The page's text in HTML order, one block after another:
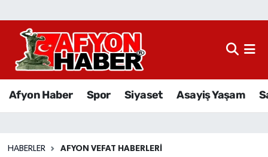
Afyon Haber Spor Siyaset Asayiş Yaşam
HABERLER AFYON VEFAT HABERLERI
Afyon Haber